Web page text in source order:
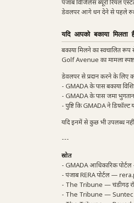
पंजाब विजिलेंस ब्यूरो रियल
डेवलपर आगे धन देने से पहले
यदि आपको बकाया मिलता
बकाया मिलने का स्वचालित
Golf Avenue का मामला स्पष्ट
डेवलपर से प्रदान करने के लिए
- GMADA के पास बकाया
- GMADA के पास जमा भुगतान
- पुष्टि कि GMADA ने डिफ़ॉल्ट
यदि इनमें से कुछ भी उपलब्ध
---
स्रोत
- GMADA आधिकारिक
- पंजाब RERA पोर्टल —
- The Tribune — चंडीगढ़
- The Tribune — Suntec